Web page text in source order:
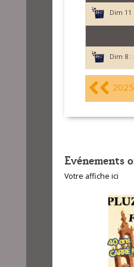
Dim 11 :
Dim 8 :
2025
Evénements
Votre affiche ici